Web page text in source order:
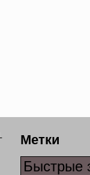
Метки
Быстрые